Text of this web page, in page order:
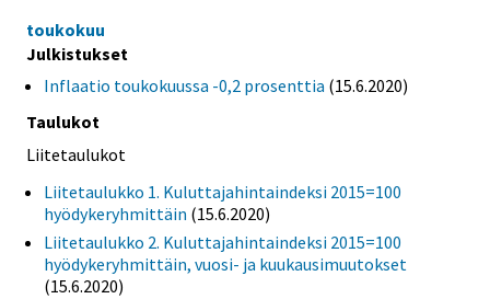
toukokuu
Julkistukset
Inflaatio toukokuussa -0,2 prosenttia (15.6.2020)
Taulukot
Liitetaulukot
Liitetaulukko 1. Kuluttajahintaindeksi 2015=100
hyödykeryhmittäin (15.6.2020)
Liitetaulukko 2. Kuluttajahintaindeksi 2015=100
hyödykeryhmittäin, vuosi- ja kuukausimuutokset
(15.6.2020)